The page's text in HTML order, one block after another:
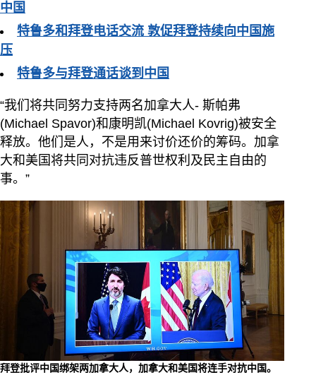
中国
特鲁多和拜登电话交流 敦促拜登持续向中国施
压
特鲁多与拜登通话谈到中国
“我们将共同努力支持两名加拿大人- 斯帕弗
(Michael Spavor)和康明凯(Michael Kovrig)被安全
释放。他们是人，不是用来讨价还价的筹码。加拿
大和美国将共同对抗违反普世权利及民主自由的
事。”
拜登批评中国绑架两加拿大人，加拿大和美国将连手对抗中国。